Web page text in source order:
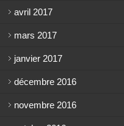
avril 2017
mars 2017
janvier 2017
décembre 2016
novembre 2016